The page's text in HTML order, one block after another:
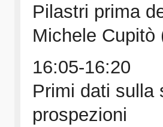
Pilastri prima
Michele Cupitò
16:05-16:20
Primi dati sulla
prospezioni